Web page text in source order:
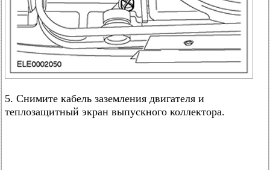
5. Снимите кабель заземления двигателя и
теплозащитный экран выпускного коллектора.